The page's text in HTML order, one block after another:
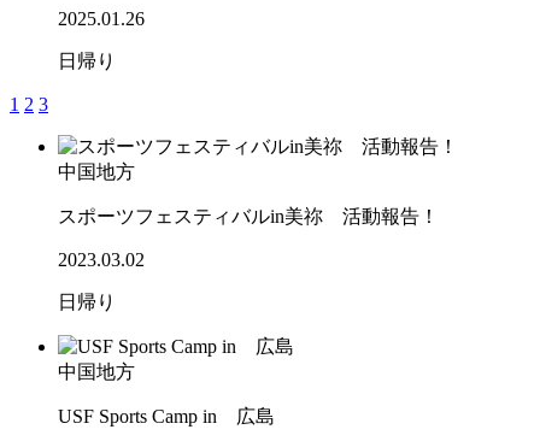
2025.01.26
日帰り
1 2 3
中国地方
スポーツフェスティバルin美祢 活動報告！
2023.03.02
日帰り
中国地方
USF Sports Camp in 広島